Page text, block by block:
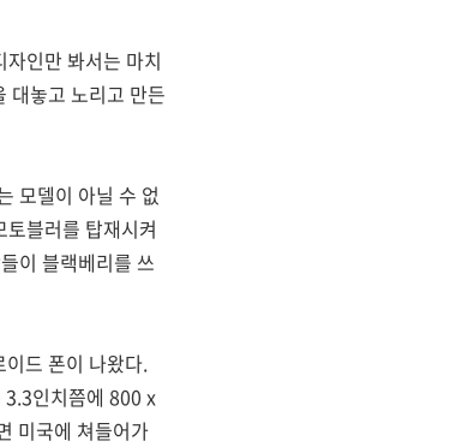
인만 봐서는 마치
대놓고 노리고 만든
모델이 아닐 수 없
블러를 탑재시켜
이 블랙베리를 쓰
드 폰이 나왔다.
3.3인치쯤에 800 x
미국에 쳐들어가